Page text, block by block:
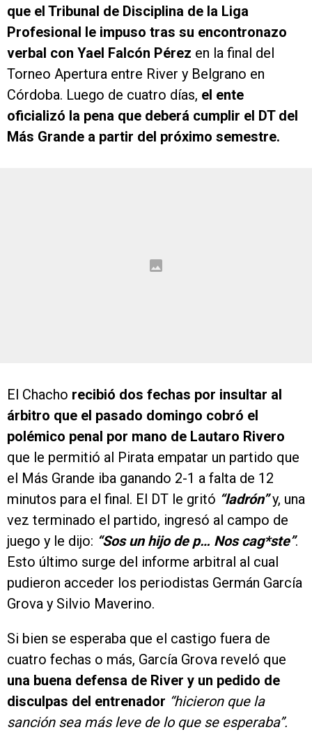
que el Tribunal de Disciplina de la Liga
Profesional le impuso tras su encontronazo
verbal con Yael Falcón Pérez en la final del
Torneo Apertura entre River y Belgrano en
Córdoba. Luego de cuatro días, el ente
oficializó la pena que deberá cumplir el DT del
Más Grande a partir del próximo semestre.
El Chacho recibió dos fechas por insultar al
árbitro que el pasado domingo cobró el
polémico penal por mano de Lautaro Rivero
que le permitió al Pirata empatar un partido que
el Más Grande iba ganando 2-1 a falta de 12
minutos para el final. El DT le gritó “ladrón”y, una
vez terminado el partido, ingresó al campo de
juego y le dijo: “Sos un hijo de p… Nos cag*ste”.
Esto último surge del informe arbitral al cual
pudieron acceder los periodistas Germán García
Grova y Silvio Maverino.
Si bien se esperaba que el castigo fuera de
cuatro fechas o más, García Grova reveló que
una buena defensa de River y un pedido de
disculpas del entrenador “hicieron que la
sanción sea más leve de lo que se esperaba”.